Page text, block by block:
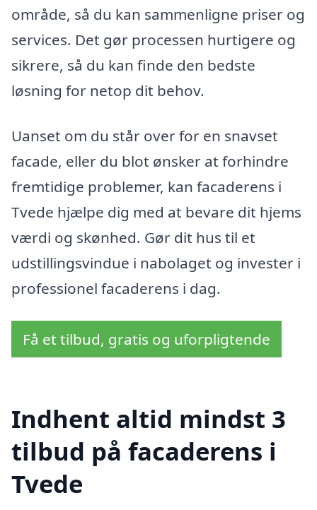
område, så du kan sammenligne priser og
services. Det gør processen hurtigere og
sikrere, så du kan finde den bedste
løsning for netop dit behov.
Uanset om du står over for en snavset
facade, eller du blot ønsker at forhindre
fremtidige problemer, kan facaderens i
Tvede hjælpe dig med at bevare dit hjems
værdi og skønhed. Gør dit hus til et
udstillingsvindue i nabolaget og invester i
professionel facaderens i dag.
Få et tilbud, gratis og uforpligtende
Indhent altid mindst 3
tilbud på facaderens i
Tvede